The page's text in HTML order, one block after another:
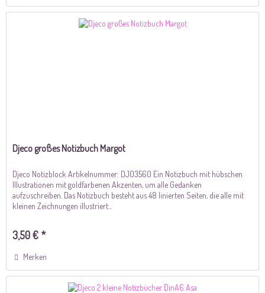
Djeco großes Notizbuch Margot
Djeco Notizblock Artikelnummer: DJ03560 Ein Notizbuch mit hübschen
Illustrationen mit goldfarbenen Akzenten, um alle Gedanken
aufzuschreiben. Das Notizbuch besteht aus 48 linierten Seiten, die alle mit
kleinen Zeichnungen illustriert...
3,50 € *
Merken